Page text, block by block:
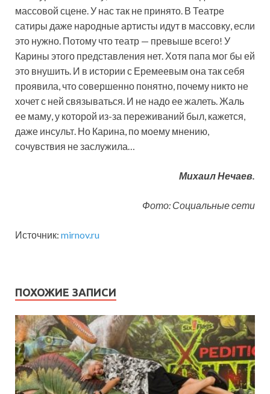
массовой сцене. У нас так не принято. В Театре
сатиры даже народные артисты идут в массовку, если
это нужно. Потому что театр — превыше всего! У
Карины этого представления нет. Хотя папа мог бы ей
это внушить. И в истории с Еремеевым она так себя
проявила, что совершенно понятно, почему никто не
хочет с ней связываться. И не надо ее жалеть. Жаль
ее маму, у которой из-за переживаний был, кажется,
даже инсульт. Но Карина, по моему мнению,
сочувствия не заслужила…
Михаил Нечаев.
Фото: Социальные сети
Источник: mirnov.ru
ПОХОЖИЕ ЗАПИСИ